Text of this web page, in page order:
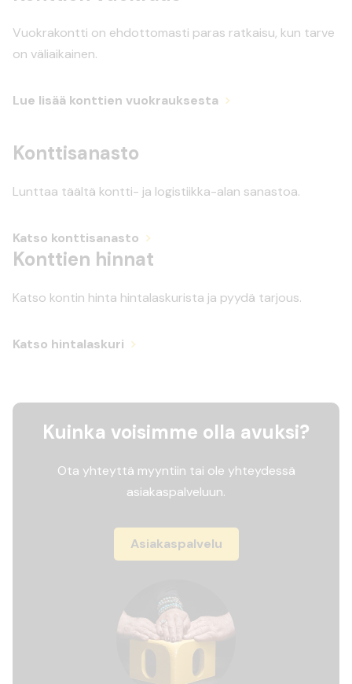
Vuokrakontti on ehdottomasti paras ratkaisu, kun tarve
on väliaikainen.
Lue lisää konttien vuokrauksesta
Konttisanasto
Lunttaa täältä kontti- ja logistiikka-alan sanastoa.
Katso konttisanasto
Konttien hinnat
Katso kontin hinta hintalaskurista ja pyydä tarjous.
Katso hintalaskuri
Kuinka voisimme olla avuksi?
Ota yhteyttä myyntiin tai ole yhteydessä
asiakaspalveluun.
Asiakaspalvelu